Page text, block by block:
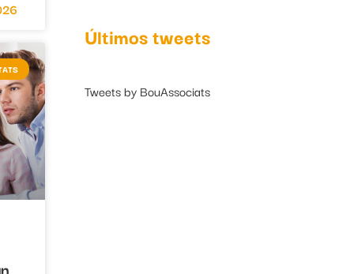
Últimos tweets
Tweets by BouAssociats